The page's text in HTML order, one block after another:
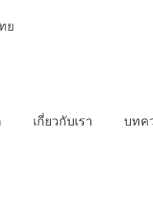
ย
เกี่ยวกับเรา บทค